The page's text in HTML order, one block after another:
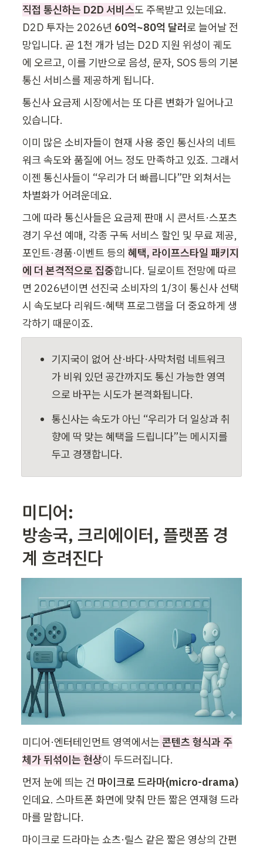
직접 통신하는 D2D 서비스도 주목받고 있는데요.
D2D 투자는 2026년 60억~80억 달러로 늘어날 전
망입니다. 곧 1천 개가 넘는 D2D 지원 위성이 궤도
에 오르고, 이를 기반으로 음성, 문자, SOS 등의 기본
통신 서비스를 제공하게 됩니다.
통신사 요금제 시장에서는 또 다른 변화가 일어나고
있습니다.
이미 많은 소비자들이 현재 사용 중인 통신사의 네트
워크 속도와 품질에 어느 정도 만족하고 있죠. 그래서
이젠 통신사들이 “우리가 더 빠릅니다”만 외쳐서는
차별화가 어려운데요.
그에 따라 통신사들은 요금제 판매 시 콘서트·스포츠
경기 우선 예매, 각종 구독 서비스 할인 및 무료 제공,
포인트·경품·이벤트 등의 혜택, 라이프스타일 패키지
에 더 본격적으로 집중합니다. 딜로이트 전망에 따르
면 2026년이면 선진국 소비자의 1/3이 통신사 선택
시 속도보다 리워드·혜택 프로그램을 더 중요하게 생
각하기 때문이죠.
기지국이 없어 산·바다·사막처럼 네트워크
가 비워 있던 공간까지도 통신 가능한 영역
으로 바꾸는 시도가 본격화됩니다.
통신사는 속도가 아닌 “우리가 더 일상과 취
향에 딱 맞는 혜택을 드립니다”는 메시지를
두고 경쟁합니다.
미디어:
방송국, 크리에이터, 플랫폼 경
계 흐려진다
미디어·엔터테인먼트 영역에서는 콘텐츠 형식과 주
체가 뒤섞이는 현상이 두드러집니다.
먼저 눈에 띄는 건 마이크로 드라마(micro-drama)
인데요. 스마트폰 화면에 맞춰 만든 짧은 연재형 드라
마를 말합니다.
마이크로 드라마는 쇼츠·릴스 같은 짧은 영상의 간편